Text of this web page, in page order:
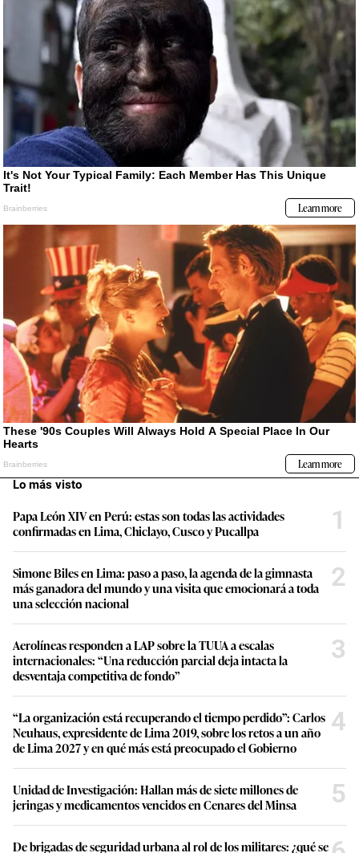
Lo más visto
Papa León XIV en Perú: estas son todas las actividades
confirmadas en Lima, Chiclayo, Cusco y Pucallpa
1
Simone Biles en Lima: paso a paso, la agenda de la gimnasta
más ganadora del mundo y una visita que emocionará a toda
una selección nacional
2
Aerolíneas responden a LAP sobre la TUUA a escalas
internacionales: “Una reducción parcial deja intacta la
desventaja competitiva de fondo”
3
“La organización está recuperando el tiempo perdido”: Carlos
Neuhaus, expresidente de Lima 2019, sobre los retos a un año
de Lima 2027 y en qué más está preocupado el Gobierno
4
Unidad de Investigación: Hallan más de siete millones de
jeringas y medicamentos vencidos en Cenares del Minsa
5
De brigadas de seguridad urbana al rol de los militares: ¿qué se